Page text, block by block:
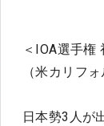
＜IOA選手
（米カリフ
日本勢3人が